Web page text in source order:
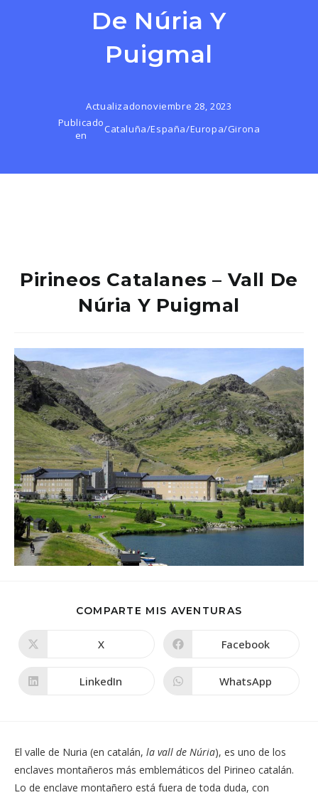
De Núria Y
Puigmal
Actualizadonoviembre 28, 2023
Publicado
en
Cataluña/España/Europa/Girona
Pirineos Catalanes – Vall De
Núria Y Puigmal
COMPARTE MIS AVENTURAS
CONTENIDO
una
nueva
X Se
una
nueva
Facebook
Se
LinkedIn Se
WhatsApp
El valle de Nuria (en catalán, la vall de Núria), es uno de los
enclaves montañeros más emblemáticos del Pirineo catalán.
Lo de enclave montañero está fuera de toda duda, con